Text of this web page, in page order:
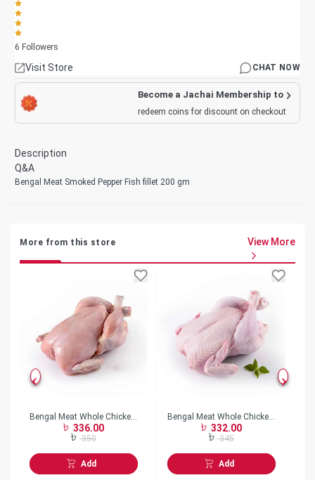
6 Followers
Visit Store CHAT NOW
Become a Jachai Membership to
redeem coins for discount on checkout
Description
Q&A
Bengal Meat Smoked Pepper Fish fillet 200 gm
More from this store View More
Bengal Meat Whole Chicken
Skin Less w/o Neck Frozen
336.00
350
Add
Bengal Meat Whole Chicken
Skin On w/o Neck Frozen
332.00
345
Add